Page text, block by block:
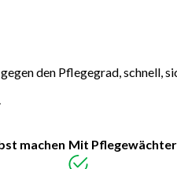
den Pflegegrad, schnell,
machen Mit Pflegewächter